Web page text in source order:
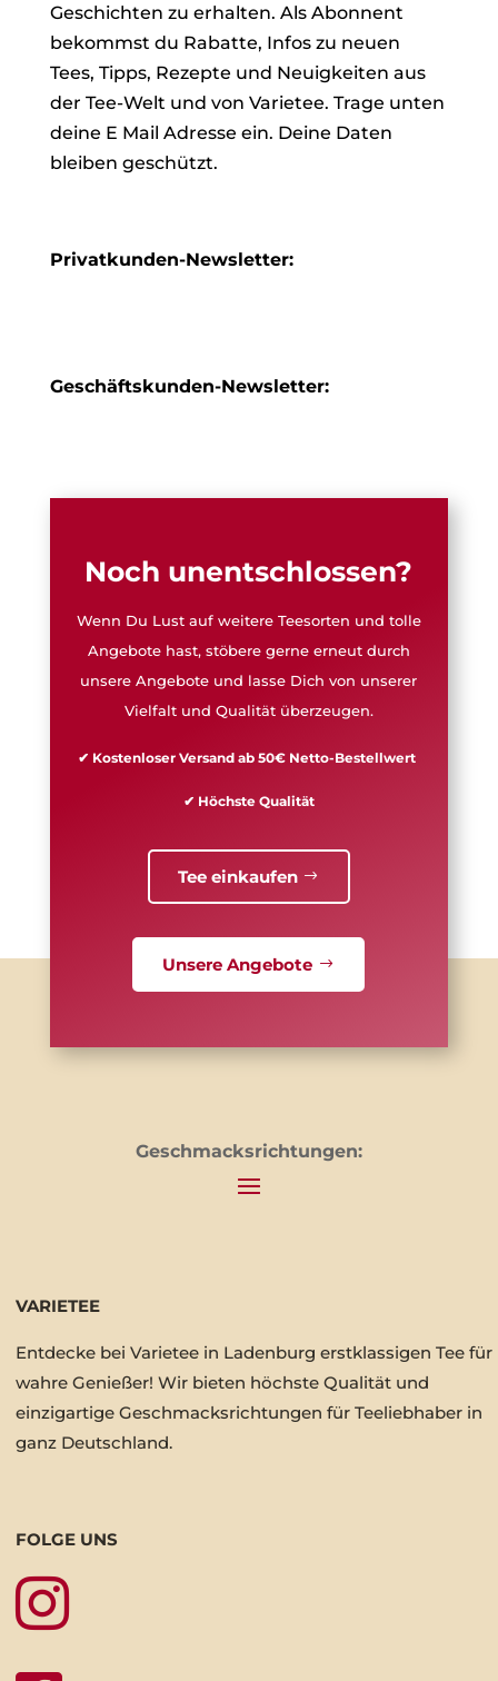
Geschichten zu erhalten. Als Abonnent
bekommst du Rabatte, Infos zu neuen
Tees, Tipps, Rezepte und Neuigkeiten aus
der Tee-Welt und von Varietee. Trage unten
deine E Mail Adresse ein. Deine Daten
bleiben geschützt.
Privatkunden-Newsletter:
Geschäftskunden-Newsletter:
Noch unentschlossen?
Wenn Du Lust auf weitere Teesorten und tolle
Angebote hast, stöbere gerne erneut durch
unsere Angebote und lasse Dich von unserer
Vielfalt und Qualität überzeugen.
✔ Kostenloser Versand ab 50€ Netto-Bestellwert
✔ Höchste Qualität
Tee einkaufen
Unsere Angebote
Geschmacksrichtungen:
VARIETEE
Entdecke bei Varietee in Ladenburg erstklassigen Tee für
wahre Genießer! Wir bieten höchste Qualität und
einzigartige Geschmacksrichtungen für Teeliebhaber in
ganz Deutschland.
FOLGE UNS
